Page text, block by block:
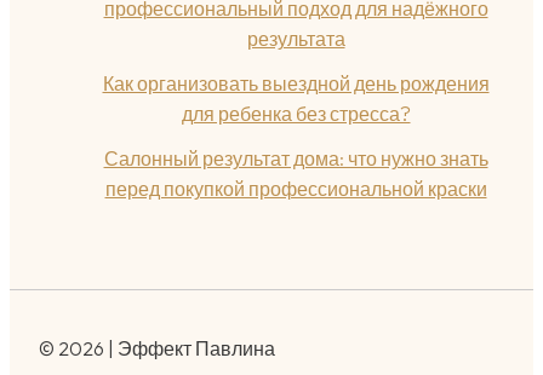
профессиональный подход для надёжного
результата
Как организовать выездной день рождения
для ребенка без стресса?
Салонный результат дома: что нужно знать
перед покупкой профессиональной краски
© 2026 | Эффект Павлина